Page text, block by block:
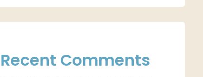
Recent Comments